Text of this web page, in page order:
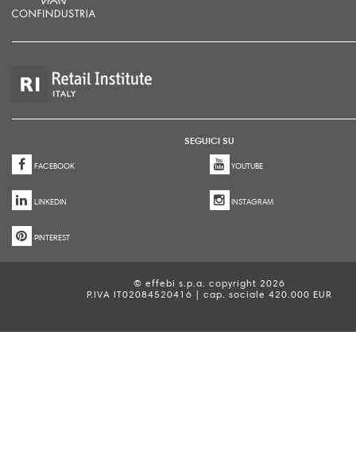
SEGUICI SU
FACEBOOK YOUTUBE
LINKEDIN INSTAGRAM
PINTEREST
© effebi s.p.a. copyright 2026
P.IVA IT02084520416 | cap. sociale 420.000 EUR